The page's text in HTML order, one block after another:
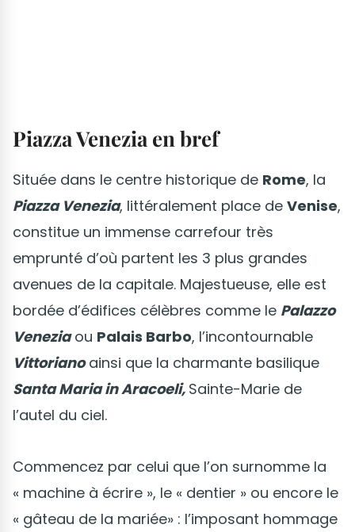
Piazza Venezia en bref
Située dans le centre historique de Rome, la
Piazza Venezia, littéralement place de Venise,
constitue un immense carrefour très
emprunté d’où partent les 3 plus grandes
avenues de la capitale. Majestueuse, elle est
bordée d’édifices célèbres comme le Palazzo
Veneziaou Palais Barbo, l’incontournable
Vittorianoainsi que la charmante basilique
Santa Maria in Aracoeli, Sainte-Marie de
l’autel du ciel.
Commencez par celui que l’on surnomme la
« machine à écrire », le « dentier » ou encore le
« gâteau de la mariée» : l’imposant hommage